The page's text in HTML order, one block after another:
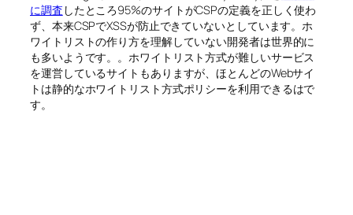
に調査 したところ95%のサイトがCSPの定義を正しく使わ
ず、本来CSPでXSSが防止できていないとしています。ホ
ワイトリストの作り方を理解していない開発者は世界的に
も多いようです。。ホワイトリスト方式が難しいサービス
を運営しているサイトもありますが、ほとんどのWebサイ
トは静的なホワイトリスト方式ポリシーを利用できるはで
す。